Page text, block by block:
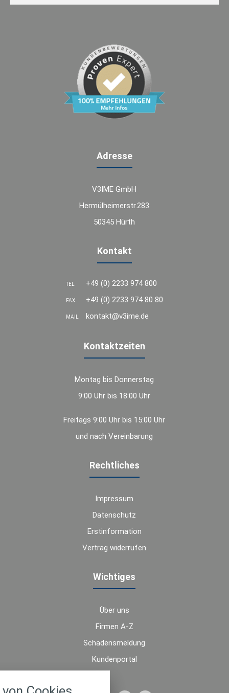
Adresse
V3IME GmbH
Hermülheimerstr.283
50345 Hürth
Kontakt
TEL +49 (0) 2233 974 800
FAX +49 (0) 2233 974 80 80
MAIL kontakt@v3ime.de
Kontaktzeiten
Montag bis Donnerstag
9:00 Uhr bis 18:00 Uhr
Freitags 9:00 Uhr bis 15:00 Uhr
und nach Vereinbarung
Rechtliches
Impressum
Datenschutz
Erstinformation
Vertrag widerrufen
Wichtiges
Über uns
Firmen A-Z
Schadensmeldung
Kundenportal